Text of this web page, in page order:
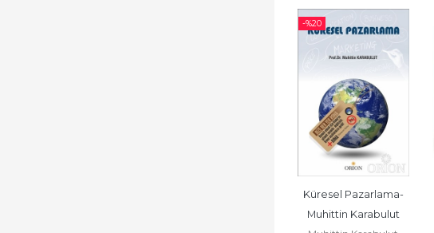
-%20
Küresel Pazarlama-
Muhittin Karabulut